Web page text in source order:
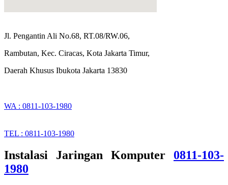
Jl. Pengantin Ali No.68, RT.08/RW.06,
Rambutan, Kec. Ciracas, Kota Jakarta Timur,
Daerah Khusus Ibukota Jakarta 13830
WA : 0811-103-1980
TEL : 0811-103-1980
Instalasi Jaringan Komputer 0811-103-
1980